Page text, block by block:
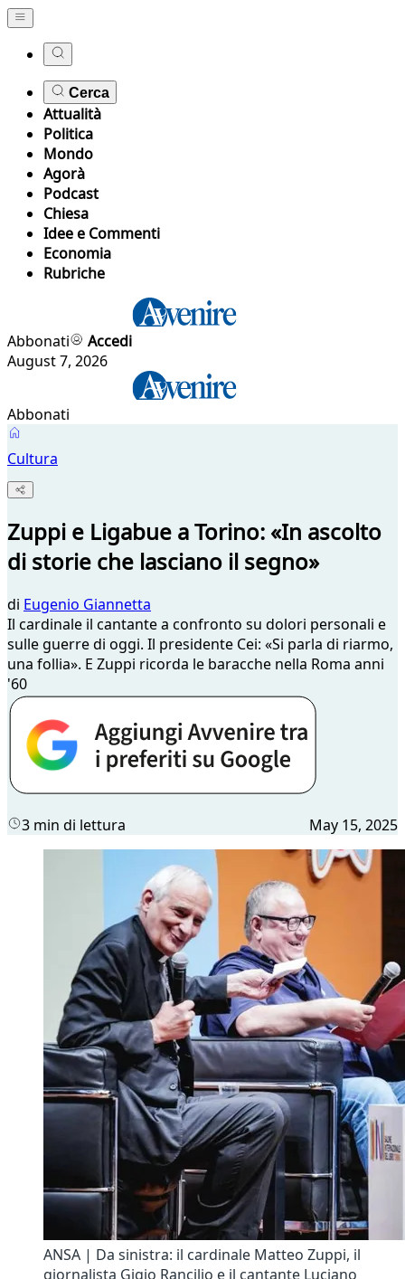
Cerca
Attualità
Politica
Mondo
Agorà
Podcast
Chiesa
Idee e Commenti
Economia
Rubriche
Abbonati
Accedi
August 7, 2026
Abbonati
Cultura
Zuppi e Ligabue a Torino: «In ascolto
di storie che lasciano il segno»
di Eugenio Giannetta
Il cardinale il cantante a confronto su dolori personali e
sulle guerre di oggi. Il presidente Cei: «Si parla di riarmo,
una follia». E Zuppi ricorda le baracche nella Roma anni
'60
3 min di lettura May 15, 2025
ANSA | Da sinistra: il cardinale Matteo Zuppi, il
giornalista Gigio Rancilio e il cantante Luciano